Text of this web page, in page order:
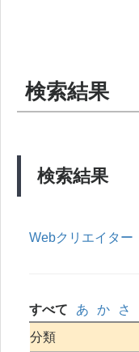
検索結果
検索結果
Webクリエイター
すべて あ か さ
分類